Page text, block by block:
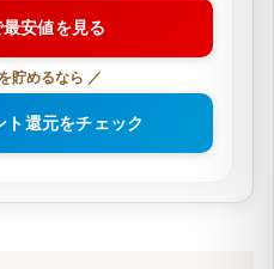
安値を見る
貯めるなら ／
還元をチェック